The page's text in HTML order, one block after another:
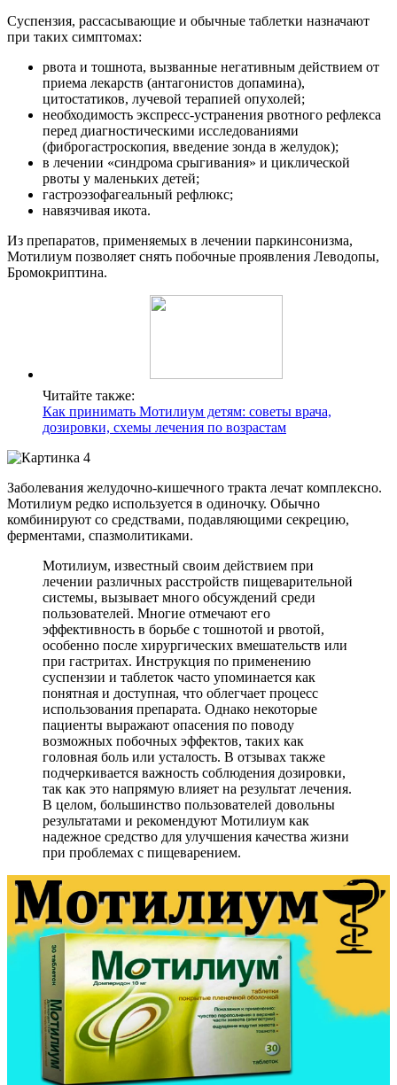
Суспензия, рассасывающие и обычные таблетки назначают
при таких симптомах:
рвота и тошнота, вызванные негативным действием от
приема лекарств (антагонистов допамина),
цитостатиков, лучевой терапией опухолей;
необходимость экспресс-устранения рвотного рефлекса
перед диагностическими исследованиями
(фиброгастроскопия, введение зонда в желудок);
в лечении «синдрома срыгивания» и циклической
рвоты у маленьких детей;
гастроэзофагеальный рефлюкс;
навязчивая икота.
Из препаратов, применяемых в лечении паркинсонизма,
Мотилиум позволяет снять побочные проявления Леводопы,
Бромокриптина.
Читайте также:
Как принимать Мотилиум детям: советы врача,
дозировки, схемы лечения по возрастам
Заболевания желудочно-кишечного тракта лечат комплексно.
Мотилиум редко используется в одиночку. Обычно
комбинируют со средствами, подавляющими секрецию,
ферментами, спазмолитиками.
Мотилиум, известный своим действием при
лечении различных расстройств пищеварительной
системы, вызывает много обсуждений среди
пользователей. Многие отмечают его
эффективность в борьбе с тошнотой и рвотой,
особенно после хирургических вмешательств или
при гастритах. Инструкция по применению
суспензии и таблеток часто упоминается как
понятная и доступная, что облегчает процесс
использования препарата. Однако некоторые
пациенты выражают опасения по поводу
возможных побочных эффектов, таких как
головная боль или усталость. В отзывах также
подчеркивается важность соблюдения дозировки,
так как это напрямую влияет на результат лечения.
В целом, большинство пользователей довольны
результатами и рекомендуют Мотилиум как
надежное средство для улучшения качества жизни
при проблемах с пищеварением.